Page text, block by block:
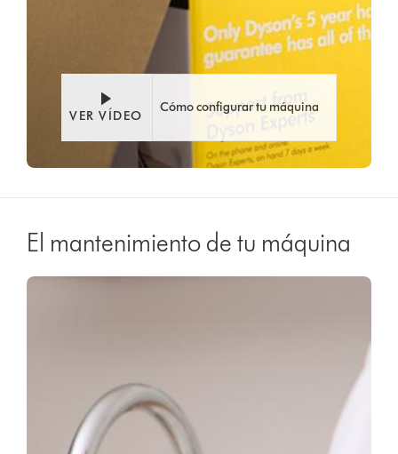
VER VÍDEO
Cómo configurar tu máquina
El mantenimiento de tu máquina
Video
Transcript
transcripción